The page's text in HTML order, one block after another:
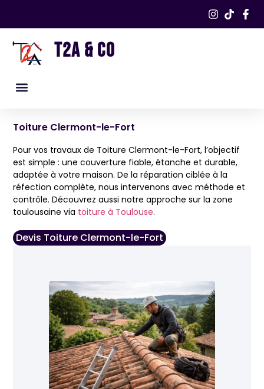
T2A & CO
Toiture Clermont-le-Fort
Pour vos travaux de Toiture Clermont-le-Fort, l’objectif
est simple : une couverture fiable, étanche et durable,
adaptée à votre maison. De la réparation ciblée à la
réfection complète, nous intervenons avec méthode et
contrôle. Découvrez aussi notre approche sur la zone
toulousaine via toiture à Toulouse.
Devis Toiture Clermont-le-Fort